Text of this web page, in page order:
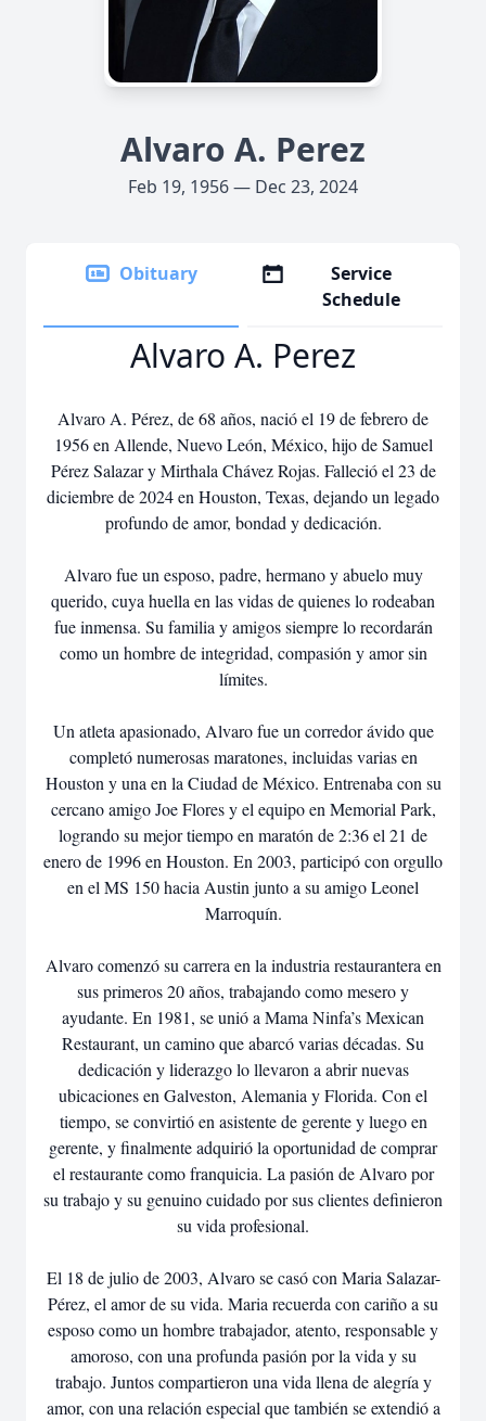
Alvaro A. Perez
Feb 19, 1956 — Dec 23, 2024
Obituary
Service
Schedule
Alvaro A. Perez
Alvaro A. Pérez, de 68 años, nació el 19 de febrero de
1956 en Allende, Nuevo León, México, hijo de Samuel
Pérez Salazar y Mirthala Chávez Rojas. Falleció el 23 de
diciembre de 2024 en Houston, Texas, dejando un legado
profundo de amor, bondad y dedicación.
Alvaro fue un esposo, padre, hermano y abuelo muy
querido, cuya huella en las vidas de quienes lo rodeaban
fue inmensa. Su familia y amigos siempre lo recordarán
como un hombre de integridad, compasión y amor sin
límites.
Un atleta apasionado, Alvaro fue un corredor ávido que
completó numerosas maratones, incluidas varias en
Houston y una en la Ciudad de México. Entrenaba con su
cercano amigo Joe Flores y el equipo en Memorial Park,
logrando su mejor tiempo en maratón de 2:36 el 21 de
enero de 1996 en Houston. En 2003, participó con orgullo
en el MS 150 hacia Austin junto a su amigo Leonel
Marroquín.
Alvaro comenzó su carrera en la industria restaurantera en
sus primeros 20 años, trabajando como mesero y
ayudante. En 1981, se unió a Mama Ninfa’s Mexican
Restaurant, un camino que abarcó varias décadas. Su
dedicación y liderazgo lo llevaron a abrir nuevas
ubicaciones en Galveston, Alemania y Florida. Con el
tiempo, se convirtió en asistente de gerente y luego en
gerente, y finalmente adquirió la oportunidad de comprar
el restaurante como franquicia. La pasión de Alvaro por
su trabajo y su genuino cuidado por sus clientes definieron
su vida profesional.
El 18 de julio de 2003, Alvaro se casó con Maria Salazar-
Pérez, el amor de su vida. Maria recuerda con cariño a su
esposo como un hombre trabajador, atento, responsable y
amoroso, con una profunda pasión por la vida y su
trabajo. Juntos compartieron una vida llena de alegría y
amor, con una relación especial que también se extendió a